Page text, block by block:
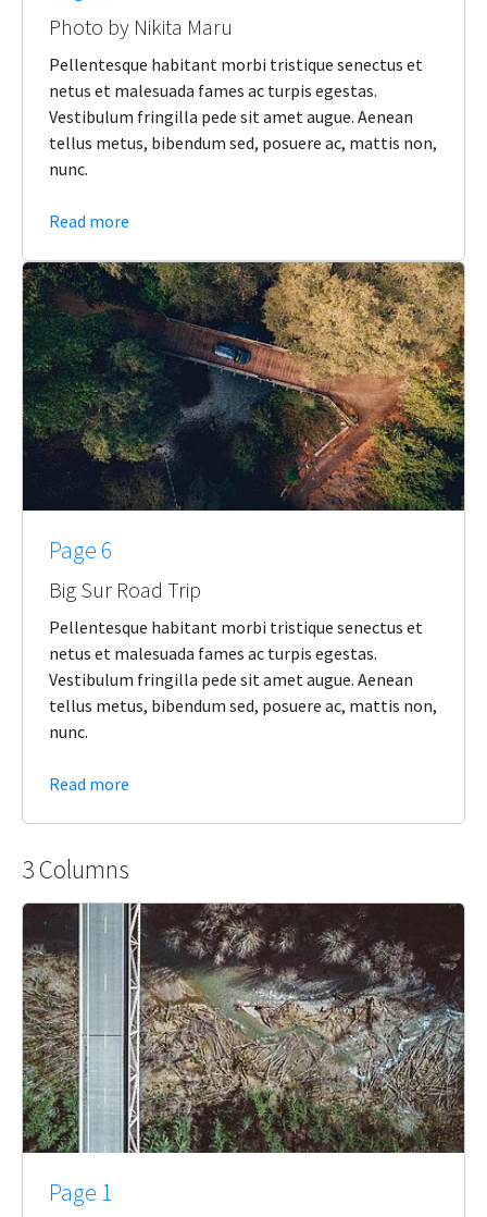
Photo by Nikita Maru
Pellentesque habitant morbi tristique senectus et
netus et malesuada fames ac turpis egestas.
Vestibulum fringilla pede sit amet augue. Aenean
tellus metus, bibendum sed, posuere ac, mattis non,
nunc.
Read more
Page 6
Big Sur Road Trip
Pellentesque habitant morbi tristique senectus et
netus et malesuada fames ac turpis egestas.
Vestibulum fringilla pede sit amet augue. Aenean
tellus metus, bibendum sed, posuere ac, mattis non,
nunc.
Read more
3 Columns
Page 1